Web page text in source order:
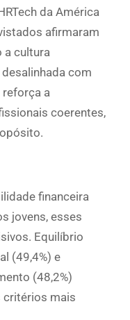
da América
afirmaram
a cultura
com
reforça a
coerentes,
financeira
jovens, esses
Equilíbrio
(49,4%) e
(48,2%)
critérios mais